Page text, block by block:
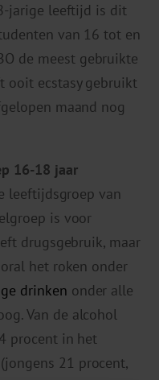
jarige leeftijd is dit
van 16 tot en
de meest gebruikte
ooit ecstasy gebruikt
maand nog
16-18 jaar
leeftijdsgroep van
is voor
drugsgebruik, maar
het roken onder
drinken onder alle
Van de alcohol
procent in het
21 procent,